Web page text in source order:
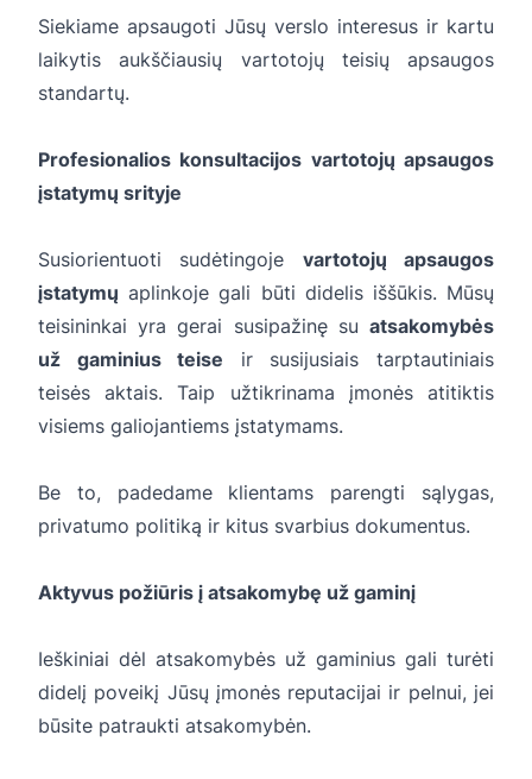
Siekiame apsaugoti Jūsų verslo interesus ir kartu
laikytis aukščiausių vartotojų teisių apsaugos
standartų.
Profesionalios konsultacijos vartotojų apsaugos
įstatymų srityje
Susiorientuoti sudėtingoje vartotojų apsaugos
įstatymų aplinkoje gali būti didelis iššūkis. Mūsų
teisininkai yra gerai susipažinę su atsakomybės
už gaminius teise ir susijusiais tarptautiniais
teisės aktais. Taip užtikrinama įmonės atitiktis
visiems galiojantiems įstatymams.
Be to, padedame klientams parengti sąlygas,
privatumo politiką ir kitus svarbius dokumentus.
Aktyvus požiūris į atsakomybę už gaminį
Ieškiniai dėl atsakomybės už gaminius gali turėti
didelį poveikį Jūsų įmonės reputacijai ir pelnui, jei
būsite patraukti atsakomybėn.